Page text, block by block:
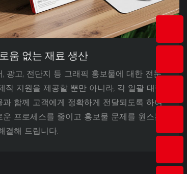
움 없는 재료 생산
, 광고, 전단지 등 그래픽 홍보물에 대한 전문
작 지원을 제공할 뿐만 아니라, 각 일괄 대량
과 함께 고객에게 정확하게 전달되도록 하여
운 프로세스를 줄이고 홍보물 문제를 원스톱
결해 드립니다.